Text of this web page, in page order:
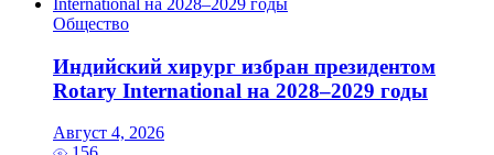
Общество
Индийский хирург избран президентом
Rotary International на 2028–2029 годы
Август 4, 2026